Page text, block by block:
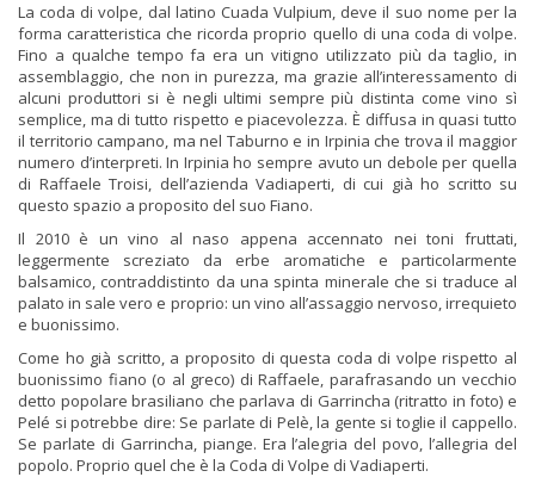
La coda di volpe, dal latino Cuada Vulpium, deve il suo nome per la
forma caratteristica che ricorda proprio quello di una coda di volpe.
Fino a qualche tempo fa era un vitigno utilizzato più da taglio, in
assemblaggio, che non in purezza, ma grazie all’interessamento di
alcuni produttori si è negli ultimi sempre più distinta come vino sì
semplice, ma di tutto rispetto e piacevolezza. È diffusa in quasi tutto
il territorio campano, ma nel Taburno e in Irpinia che trova il maggior
numero d’interpreti. In Irpinia ho sempre avuto un debole per quella
di Raffaele Troisi, dell’azienda Vadiaperti, di cui già ho scritto su
questo spazio a proposito del suo Fiano.
Il 2010 è un vino al naso appena accennato nei toni fruttati,
leggermente screziato da erbe aromatiche e particolarmente
balsamico, contraddistinto da una spinta minerale che si traduce al
palato in sale vero e proprio: un vino all’assaggio nervoso, irrequieto
e buonissimo.
Come ho già scritto, a proposito di questa coda di volpe rispetto al
buonissimo fiano (o al greco) di Raffaele, parafrasando un vecchio
detto popolare brasiliano che parlava di Garrincha (ritratto in foto) e
Pelé si potrebbe dire: Se parlate di Pelè, la gente si toglie il cappello.
Se parlate di Garrincha, piange. Era l’alegria del povo, l’allegria del
popolo. Proprio quel che è la Coda di Volpe di Vadiaperti.